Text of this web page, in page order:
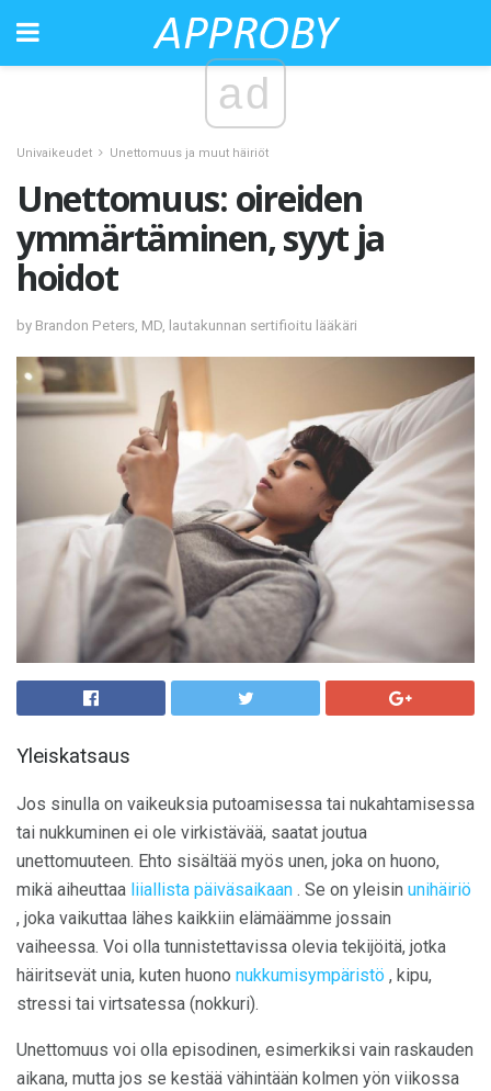
ad
Univaikeudet Unettomuus ja muut häiriöt
Unettomuus: oireiden
ymmärtäminen, syyt ja
hoidot
by Brandon Peters, MD, lautakunnan sertifioitu lääkäri
Yleiskatsaus
Jos sinulla on vaikeuksia putoamisessa tai nukahtamisessa
tai nukkuminen ei ole virkistävää, saatat joutua
unettomuuteen. Ehto sisältää myös unen, joka on huono,
mikä aiheuttaa liiallista päiväsaikaan . Se on yleisin unihäiriö
, joka vaikuttaa lähes kaikkiin elämäämme jossain
vaiheessa. Voi olla tunnistettavissa olevia tekijöitä, jotka
häiritsevät unia, kuten huono nukkumisympäristö , kipu,
stressi tai virtsatessa (nokkuri).
Unettomuus voi olla episodinen, esimerkiksi vain raskauden
aikana, mutta jos se kestää vähintään kolmen yön viikossa